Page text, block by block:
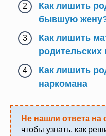
Как лишить
бывшую
Как лишить
родительских
Как лишить
наркомана
Не нашли ответа на
чтобы узнать, как